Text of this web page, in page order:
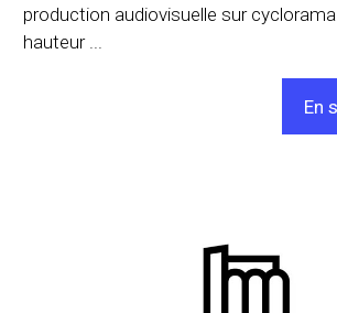
production audiovisuelle sur
hauteur ...
En